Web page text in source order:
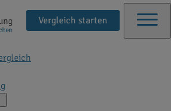
Vergleich starten